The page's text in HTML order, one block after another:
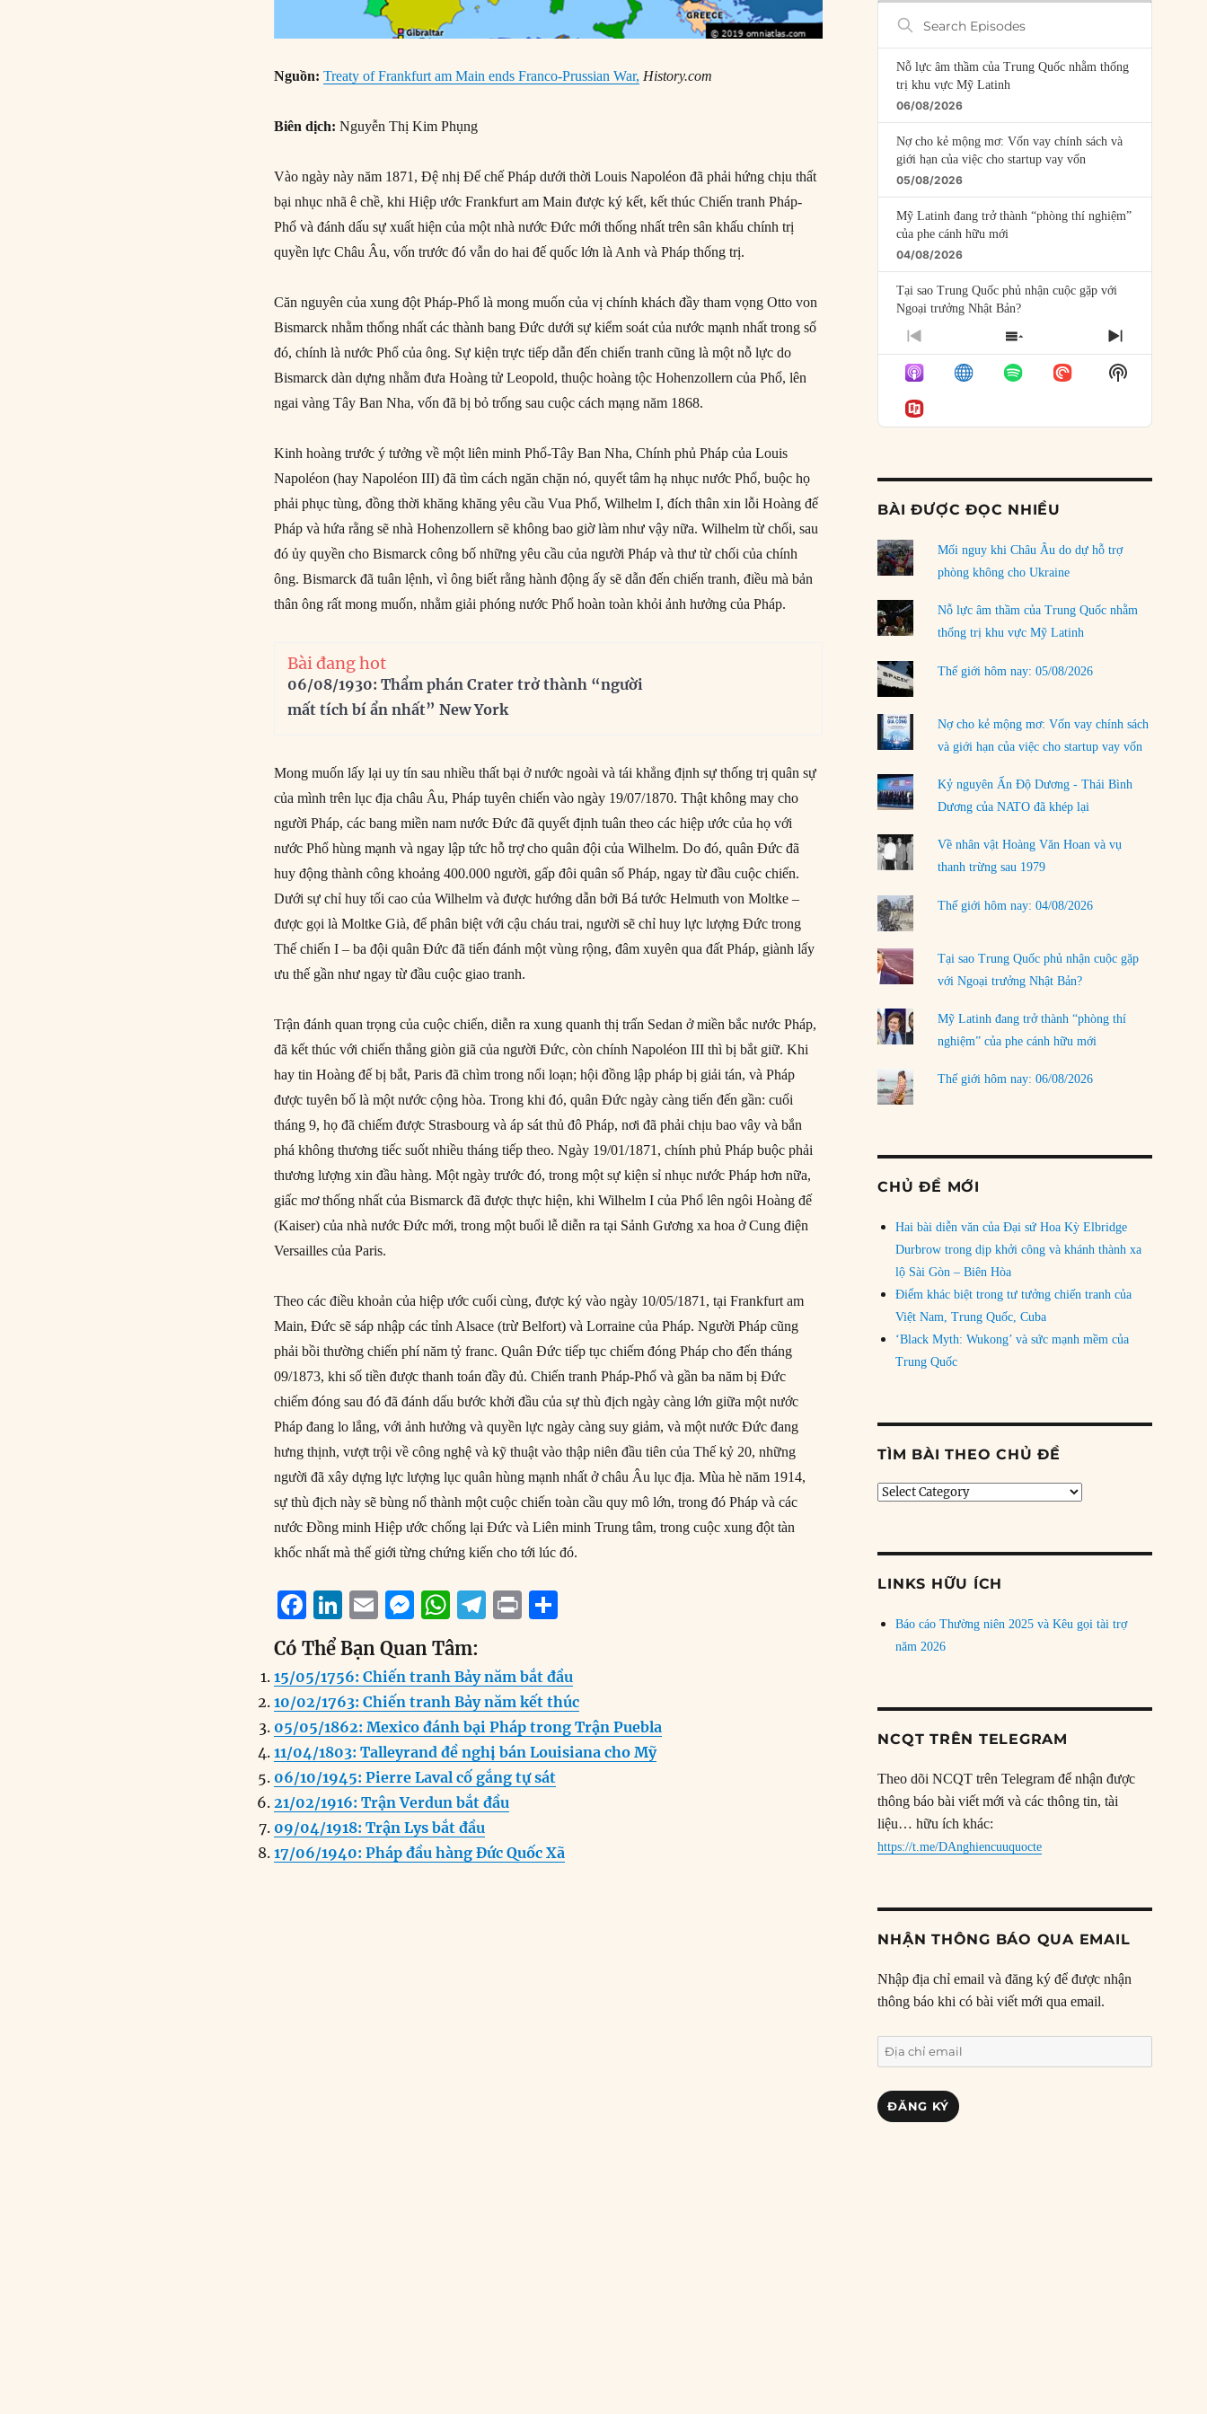
Nguồn:Treaty of Frankfurt am Main ends Franco-Prussian War, History.com
Biên dịch: Nguyễn Thị Kim Phụng
Vào ngày này năm 1871, Đệ nhị Đế chế Pháp dưới thời Louis Napoléon đã phải hứng chịu thất
bại nhục nhã ê chề, khi Hiệp ước Frankfurt am Main được ký kết, kết thúc Chiến tranh Pháp-
Phổ và đánh dấu sự xuất hiện của một nhà nước Đức mới thống nhất trên sân khấu chính trị
quyền lực Châu Âu, vốn trước đó vẫn do hai đế quốc lớn là Anh và Pháp thống trị.
Căn nguyên của xung đột Pháp-Phổ là mong muốn của vị chính khách đầy tham vọng Otto von
Bismarck nhằm thống nhất các thành bang Đức dưới sự kiểm soát của nước mạnh nhất trong số
đó, chính là nước Phổ của ông. Sự kiện trực tiếp dẫn đến chiến tranh cũng là một nỗ lực do
Bismarck dàn dựng nhằm đưa Hoàng tử Leopold, thuộc hoàng tộc Hohenzollern của Phổ, lên
ngai vàng Tây Ban Nha, vốn đã bị bỏ trống sau cuộc cách mạng năm 1868.
Kinh hoàng trước ý tưởng về một liên minh Phổ-Tây Ban Nha, Chính phủ Pháp của Louis
Napoléon (hay Napoléon III) đã tìm cách ngăn chặn nó, quyết tâm hạ nhục nước Phổ, buộc họ
phải phục tùng, đồng thời khăng khăng yêu cầu Vua Phổ, Wilhelm I, đích thân xin lỗi Hoàng đế
Pháp và hứa rằng sẽ nhà Hohenzollern sẽ không bao giờ làm như vậy nữa. Wilhelm từ chối, sau
đó ủy quyền cho Bismarck công bố những yêu cầu của người Pháp và thư từ chối của chính
ông. Bismarck đã tuân lệnh, vì ông biết rằng hành động ấy sẽ dẫn đến chiến tranh, điều mà bản
thân ông rất mong muốn, nhằm giải phóng nước Phổ hoàn toàn khỏi ảnh hưởng của Pháp.
Bài đang hot
06/08/1930: Thẩm phán Crater trở thành “người
mất tích bí ẩn nhất” New York
Mong muốn lấy lại uy tín sau nhiều thất bại ở nước ngoài và tái khẳng định sự thống trị quân sự
của mình trên lục địa châu Âu, Pháp tuyên chiến vào ngày 19/07/1870. Thật không may cho
người Pháp, các bang miền nam nước Đức đã quyết định tuân theo các hiệp ước của họ với
nước Phổ hùng mạnh và ngay lập tức hỗ trợ cho quân đội của Wilhelm. Do đó, quân Đức đã
huy động thành công khoảng 400.000 người, gấp đôi quân số Pháp, ngay từ đầu cuộc chiến.
Dưới sự chỉ huy tối cao của Wilhelm và được hướng dẫn bởi Bá tước Helmuth von Moltke –
được gọi là Moltke Già, để phân biệt với cậu cháu trai, người sẽ chỉ huy lực lượng Đức trong
Thế chiến I – ba đội quân Đức đã tiến đánh một vùng rộng, đâm xuyên qua đất Pháp, giành lấy
ưu thế gần như ngay từ đầu cuộc giao tranh.
Trận đánh quan trọng của cuộc chiến, diễn ra xung quanh thị trấn Sedan ở miền bắc nước Pháp,
đã kết thúc với chiến thắng giòn giã của người Đức, còn chính Napoléon III thì bị bắt giữ. Khi
hay tin Hoàng đế bị bắt, Paris đã chìm trong nổi loạn; hội đồng lập pháp bị giải tán, và Pháp
được tuyên bố là một nước cộng hòa. Trong khi đó, quân Đức ngày càng tiến đến gần: cuối
tháng 9, họ đã chiếm được Strasbourg và áp sát thủ đô Pháp, nơi đã phải chịu bao vây và bắn
phá không thương tiếc suốt nhiều tháng tiếp theo. Ngày 19/01/1871, chính phủ Pháp buộc phải
thương lượng xin đầu hàng. Một ngày trước đó, trong một sự kiện sỉ nhục nước Pháp hơn nữa,
giấc mơ thống nhất của Bismarck đã được thực hiện, khi Wilhelm I của Phổ lên ngôi Hoàng đế
(Kaiser) của nhà nước Đức mới, trong một buổi lễ diễn ra tại Sảnh Gương xa hoa ở Cung điện
Versailles của Paris.
Theo các điều khoản của hiệp ước cuối cùng, được ký vào ngày 10/05/1871, tại Frankfurt am
Main, Đức sẽ sáp nhập các tỉnh Alsace (trừ Belfort) và Lorraine của Pháp. Người Pháp cũng
phải bồi thường chiến phí năm tỷ franc. Quân Đức tiếp tục chiếm đóng Pháp cho đến tháng
09/1873, khi số tiền được thanh toán đầy đủ. Chiến tranh Pháp-Phổ và gần ba năm bị Đức
chiếm đóng sau đó đã đánh dấu bước khởi đầu của sự thù địch ngày càng lớn giữa một nước
Pháp đang lo lắng, với ảnh hưởng và quyền lực ngày càng suy giảm, và một nước Đức đang
hưng thịnh, vượt trội về công nghệ và kỹ thuật vào thập niên đầu tiên của Thế kỷ 20, những
người đã xây dựng lực lượng lục quân hùng mạnh nhất ở châu Âu lục địa. Mùa hè năm 1914,
sự thù địch này sẽ bùng nổ thành một cuộc chiến toàn cầu quy mô lớn, trong đó Pháp và các
nước Đồng minh Hiệp ước chống lại Đức và Liên minh Trung tâm, trong cuộc xung đột tàn
khốc nhất mà thế giới từng chứng kiến cho tới lúc đó.
F
a
c
e
b
o
o
k
Li
n
k
e
d
I
n
E
m
ai
l
M
ss
e
n
g
er
W
h
at
s
A
p
p
T
e
g
r
a
m
P
n
t
a
re
Có Thể Bạn Quan Tâm:
15/05/1756: Chiến tranh Bảy năm bắt đầu
10/02/1763: Chiến tranh Bảy năm kết thúc
05/05/1862: Mexico đánh bại Pháp trong Trận Puebla
11/04/1803: Talleyrand đề nghị bán Louisiana cho Mỹ
06/10/1945: Pierre Laval cố gắng tự sát
21/02/1916: Trận Verdun bắt đầu
09/04/1918: Trận Lys bắt đầu
17/06/1940: Pháp đầu hàng Đức Quốc Xã
Search
Episodes
Nỗ lực âm thầm của Trung Quốc nhằm thống
trị khu vực Mỹ Latinh
06/08/2026
Nợ cho kẻ mộng mơ: Vốn vay chính sách và
giới hạn của việc cho startup vay vốn
05/08/2026
Mỹ Latinh đang trở thành “phòng thí nghiệm”
của phe cánh hữu mới
04/08/2026
Tại sao Trung Quốc phủ nhận cuộc gặp với
Ngoại trưởng Nhật Bản?
04/08/2026
Điểm mù chiến lược của Trump tại Thái Bình
Dương
03/08/2026
rủi ro
01/08/2026
31/07/2026
phải chịu đựng?
30/07/2026
Tập tìm cách chôn vùi bê bối chấn động vòng
tròn thân cận của mình
LOAD MORE
PREVIOUS
EPISODE
SHOW
EPISODES
LIST
NEXT
EPISODE
Show
Podcast
BÀI ĐƯỢC ĐỌC NHIỀU
Mối nguy khi Châu Âu do dự hỗ trợ
phòng không cho Ukraine
Nỗ lực âm thầm của Trung Quốc nhằm
thống trị khu vực Mỹ Latinh
Thế giới hôm nay: 05/08/2026
Nợ cho kẻ mộng mơ: Vốn vay chính sách
và giới hạn của việc cho startup vay vốn
Kỷ nguyên Ấn Độ Dương - Thái Bình
Dương của NATO đã khép lại
Về nhân vật Hoàng Văn Hoan và vụ
thanh trừng sau 1979
Thế giới hôm nay: 04/08/2026
Tại sao Trung Quốc phủ nhận cuộc gặp
với Ngoại trưởng Nhật Bản?
Mỹ Latinh đang trở thành “phòng thí
nghiệm” của phe cánh hữu mới
Thế giới hôm nay: 06/08/2026
CHỦ ĐỀ MỚI
Hai bài diễn văn của Đại sứ Hoa Kỳ Elbridge
Durbrow trong dịp khởi công và khánh thành xa
lộ Sài Gòn – Biên Hòa
Điểm khác biệt trong tư tưởng chiến tranh của
Việt Nam, Trung Quốc, Cuba
‘Black Myth: Wukong’ và sức mạnh mềm của
Trung Quốc
TÌM BÀI THEO CHỦ ĐỀ
Tìm
chủ
LINKS HỮU ÍCH
Báo cáo Thường niên 2025 và Kêu gọi tài trợ
năm 2026
NCQT TRÊN TELEGRAM
Theo dõi NCQT trên Telegram để nhận được
thông báo bài viết mới và các thông tin, tài
liệu… hữu ích khác:
https://t.me/DAnghiencuuquocte
NHẬN THÔNG BÁO QUA EMAIL
Nhập địa chỉ email và đăng ký để được nhận
thông báo khi có bài viết mới qua email.
Địa
chỉ
email
ĐĂNG KÝ